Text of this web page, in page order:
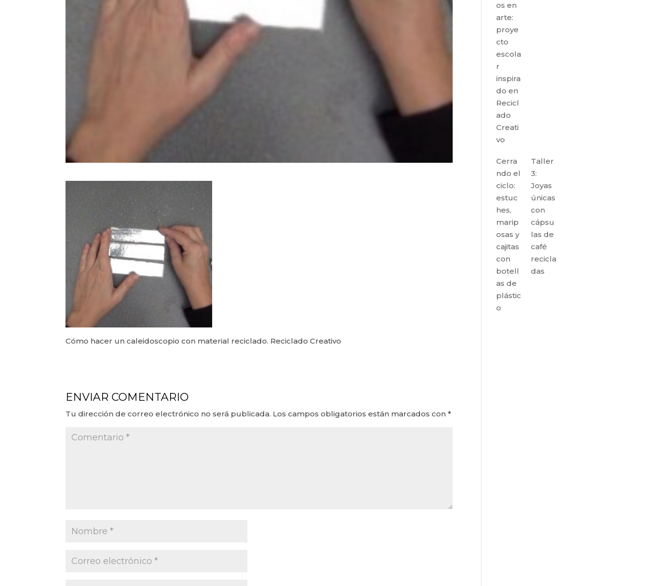
Cómo hacer un caleidoscopio con material reciclado. Reciclado Creativo
ENVIAR COMENTARIO
Tu dirección de correo electrónico no será publicada. Los campos obligatorios están marcados con*
os en
arte:
proye
cto
escola
r
inspira
do en
Recicl
ado
Creati
vo
Cerra
ndo el
ciclo:
estuc
hes,
marip
osas y
cajitas
con
botell
as de
plástic
o
Taller
3:
Joyas
únicas
con
cápsu
las de
café
recicla
das